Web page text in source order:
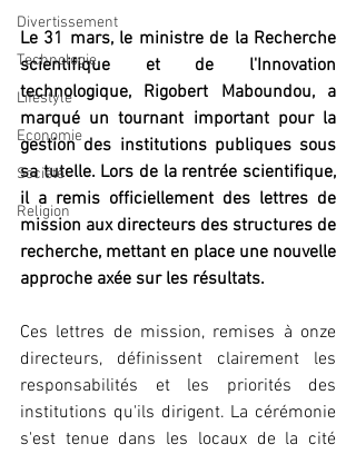
Divertissement
Technologie
Lifestyle
Economie
Société
Religion
Le 31 mars, le ministre de la Recherche
scientifique et de l'Innovation
technologique, Rigobert Maboundou, a
marqué un tournant important pour la
gestion des institutions publiques sous
sa tutelle. Lors de la rentrée scientifique,
il a remis officiellement des lettres de
mission aux directeurs des structures de
recherche, mettant en place une nouvelle
approche axée sur les résultats.
Ces lettres de mission, remises à onze
directeurs, définissent clairement les
responsabilités et les priorités des
institutions qu'ils dirigent. La cérémonie
s'est tenue dans les locaux de la cité